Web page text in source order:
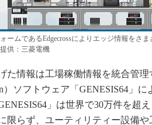
ームであるEdgecrossによりエッジ情報をさ
供：三菱電機
情報は工場稼働情報を統合管理
）ソフトウェア「GENESIS64」
」は世界で30万件を超
限らず、ユーティリティー設備